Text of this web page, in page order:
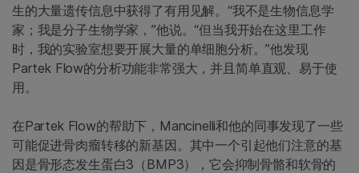
生的大量遗传信息中获得了有用见解。“我不是生物信息学
家；我是分子生物学家，”他说。“但当我开始在这里工作
时，我的实验室想要开展大量的单细胞分析。”他发现
Partek Flow的分析功能非常强大，并且简单直观、易于使
用。
在Partek Flow的帮助下，Mancinelli和他的同事发现了一些
可能促进骨肉瘤转移的新基因。其中一个引起他们注意的基
因是骨形态发生蛋白3（BMP3），它会抑制骨骼和软骨的